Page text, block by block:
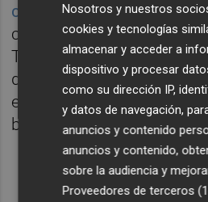
con menciones a los
crítica a la "fábrica de
También quiso dejar
del PPCV: "Mariano,
en Valencia y mimarla,
baluarte".
Nosotros y nuestros
cookies y tecnologías
almacenar y acceder a
dispositivo y procesar
como su dirección IP,
y datos de navegación,
anuncios y contenido
anuncios y contenido,
sobre la audiencia y
Proveedores de terceros